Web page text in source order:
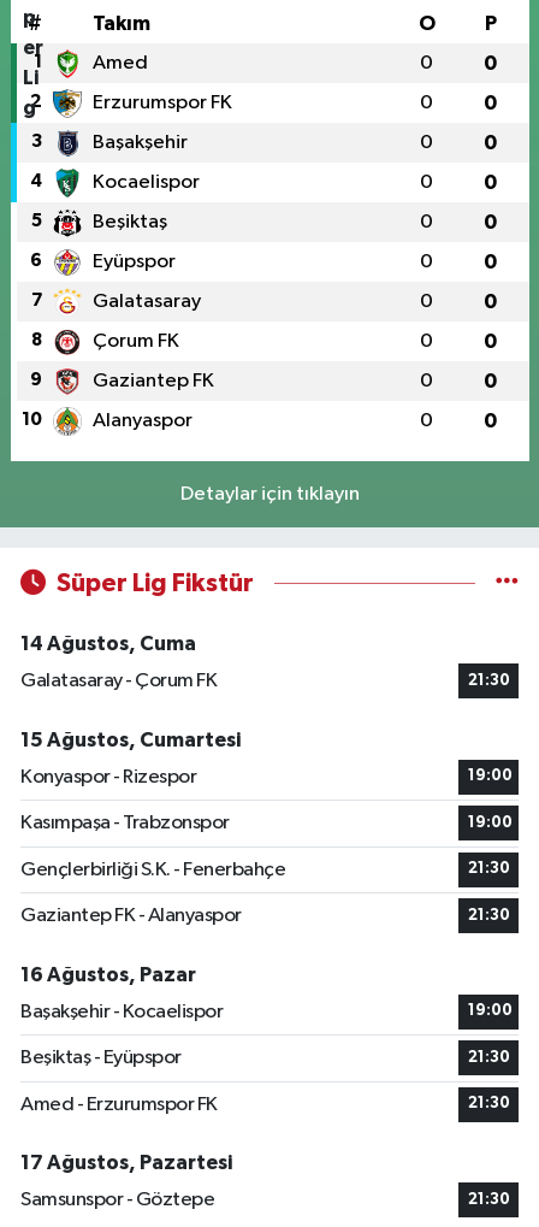
# Takım O P
1 Amed 0 0
2 Erzurumspor FK 0 0
3 Başakşehir 0 0
4 Kocaelispor 0 0
5 Beşiktaş 0 0
6 Eyüpspor 0 0
7 Galatasaray 0 0
8 Çorum FK 0 0
9 Gaziantep FK 0 0
10 Alanyaspor 0 0
Detaylar için tıklayın
Süper Lig Fikstür
14 Ağustos, Cuma
Galatasaray - Çorum FK
21:30
15 Ağustos, Cumartesi
Konyaspor - Rizespor
19:00
Kasımpaşa - Trabzonspor 19:00
Gençlerbirliği S.K. - Fenerbahçe 21:30
Gaziantep FK - Alanyaspor 21:30
16 Ağustos, Pazar
Başakşehir - Kocaelispor
19:00
Beşiktaş - Eyüpspor 21:30
Amed - Erzurumspor FK 21:30
17 Ağustos, Pazartesi
Samsunspor - Göztepe
21:30